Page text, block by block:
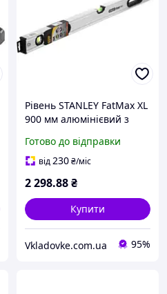
Рівень STANLEY FatMax XL
900 мм алюмінієвий з
магнітами похибка +/- 0.5
мм/м
Готово до відправки
від230₴/міс
2 298.88₴
Купити
Vkladovke.com.ua 95%